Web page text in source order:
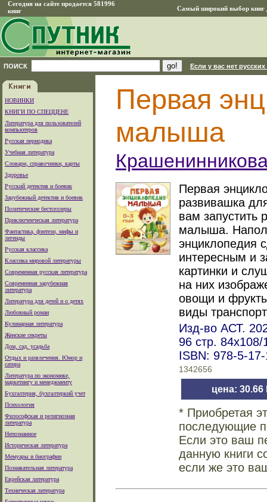
Сегодня на сайте продается 581996
книг
Самый широкий выбор книг
ПОИСК Если у вас нет
НОВИНКИ
КНИГИ ПО СПЕЦЦЕНЕ
Литература для пользователей
компьютеров
Русская периодика
Учебная литература
Словари, справочники, карты
Здоровье
Русский детектив и боевик
Зарубежный детектив и боевик
Политические бестселлеры
Приключенческая литература
Фантастика, фэнтези, мифы и
легенды
Русская классика
Классика мировой литературы
Современная русская литература
Современная зарубежная
литература
Литература для детей и о детях
Любовный роман
Кулинарная литература
Женские секреты
Дом, сад, усадьба
Отдых и развлечения. Юмор и
сатира
Литература по экономике,
маркетингу и менеджменту
Бухгалтерия, бухгалтеркий учет
Психология
Философская и религиозная
литература
Непознанное
Историческая литература
Мемуары и биографии
Познавательная литература
Еврейская литература
Техническая литература
Первая
малыша
Первая
развивашка
вам запустить
малыша.
энциклопедия
интересным и
картинки и
на них
овощи и
виды
Изд-во АСТ.
96 стр.
ISBN: 978-5-
1342656
цена: 30.66
* Приобретая
последующие
Если это ваш
данную книги
если же это